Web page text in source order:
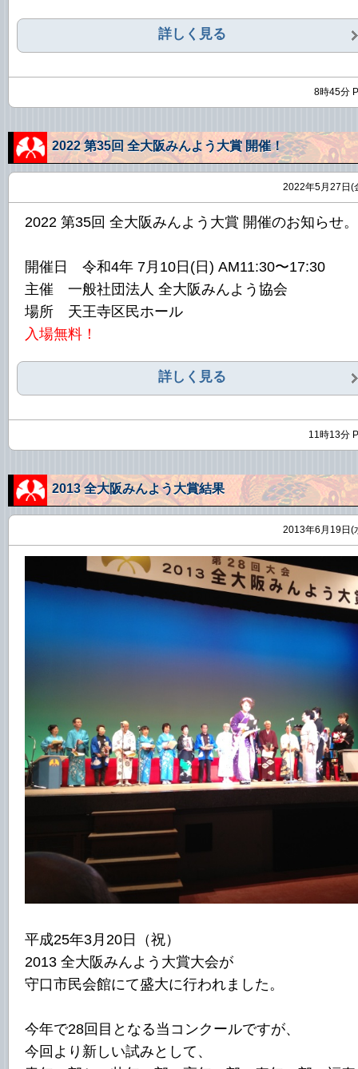
詳しく見る
8時45分
2022 第35回 全大阪みんよう大賞 開催！
2022年5月27日(
2022 第35回 全大阪みんよう大賞 開催のお知らせ。
開催日 令和4年 7月10日(日) AM11:30〜17:30
主催 一般社団法人 全大阪みんよう協会
場所 天王寺区民ホール
入場無料！
詳しく見る
11時13分
2013 全大阪みんよう大賞結果
2013年6月19日(
平成25年3月20日（祝）
2013 全大阪みんよう大賞大会が
守口市民会館にて盛大に行われました。
今年で28回目となる当コンクールですが、
今回より新しい試みとして、